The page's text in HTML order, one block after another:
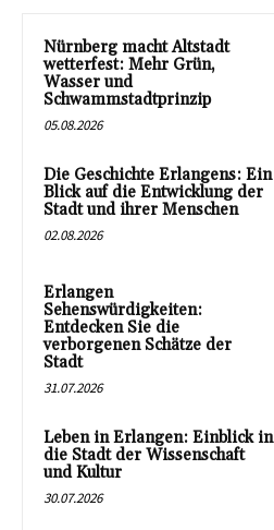
Nürnberg macht Altstadt
wetterfest: Mehr Grün,
Wasser und
Schwammstadtprinzip
05.08.2026
Die Geschichte Erlangens: Ein
Blick auf die Entwicklung der
Stadt und ihrer Menschen
02.08.2026
Erlangen
Sehenswürdigkeiten:
Entdecken Sie die
verborgenen Schätze der
Stadt
31.07.2026
Leben in Erlangen: Einblick in
die Stadt der Wissenschaft
und Kultur
30.07.2026